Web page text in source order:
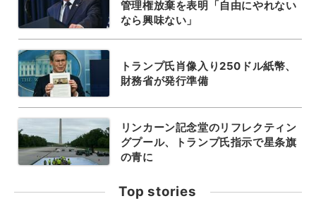
管理権放棄を表明「自由にやれない
なら興味ない」
トランプ氏肖像入り250ドル紙幣、
財務省が発行準備
リンカーン記念堂のリフレクティン
グプール、トランプ氏指示で星条旗
の青に
Top stories